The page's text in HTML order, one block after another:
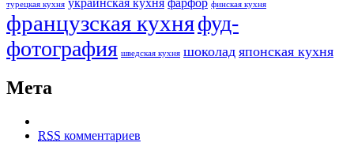
турецкая кухня украинская кухня фарфор финская кухня
французская кухняфуд-
фотография шведская кухня шоколад японская кухня
Мета
RSS комментариев